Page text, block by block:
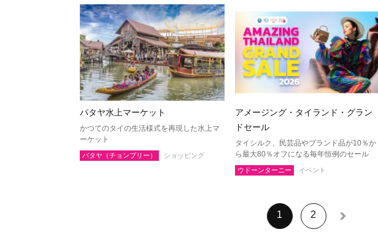
パタヤ水上マーケット
かつてのタイの生活様式を再現した水上マ
ーケット
パタヤ（チョンブリー） ショッピング
アメージング・タイランド・グラン
ドセール
タイシルク、民芸品やブランド品が10％か
ら最大80％オフになる毎年恒例のセール
ウドーンターニー イベント
1 2